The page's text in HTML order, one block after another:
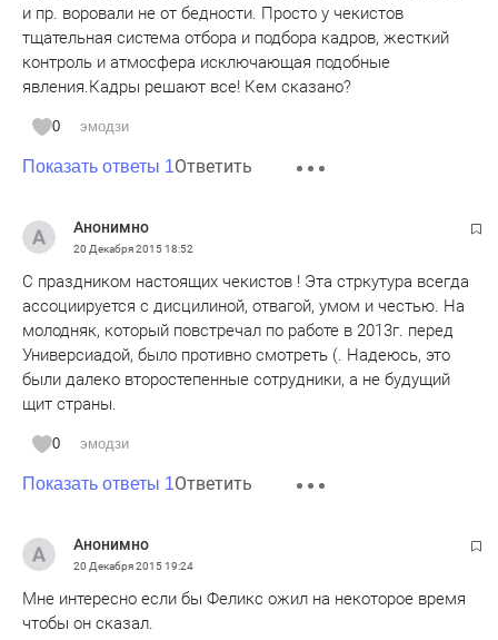
и пр. воровали не от бедности. Просто у чекистов
тщательная система отбора и подбора кадров, жесткий
контроль и атмосфера исключающая подобные
явления.Кадры решают все! Кем сказано?
0 эмодзи
Показать ответы 1Ответить
Анонимно
20 Декабря 201518:52
С праздником настоящих чекистов ! Эта стркутура всегда
ассоциируется с дисцилиной, отвагой, умом и честью. На
молодняк, который повстречал по работе в 2013г. перед
Универсиадой, было противно смотреть (. Надеюсь, это
были далеко второстепенные сотрудники, а не будущий
щит страны.
0 эмодзи
Показать ответы 1Ответить
Анонимно
20 Декабря 201519:24
Мне интересно если бы Феликс ожил на некоторое время
чтобы он сказал.